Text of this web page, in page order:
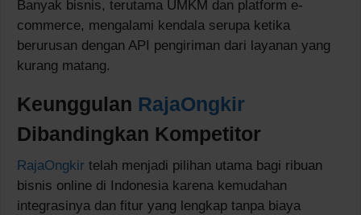
Banyak bisnis, terutama UMKM dan platform e-
commerce, mengalami kendala serupa ketika
berurusan dengan API pengiriman dari layanan yang
kurang matang.
Keunggulan RajaOngkir
Dibandingkan Kompetitor
RajaOngkir telah menjadi pilihan utama bagi ribuan
bisnis online di Indonesia karena kemudahan
integrasinya dan fitur yang lengkap tanpa biaya